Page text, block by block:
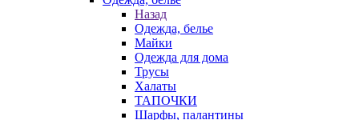
Назад
Одежда, белье
Майки
Одежда для дома
Трусы
Халаты
ТАПОЧКИ
Шарфы, палантины